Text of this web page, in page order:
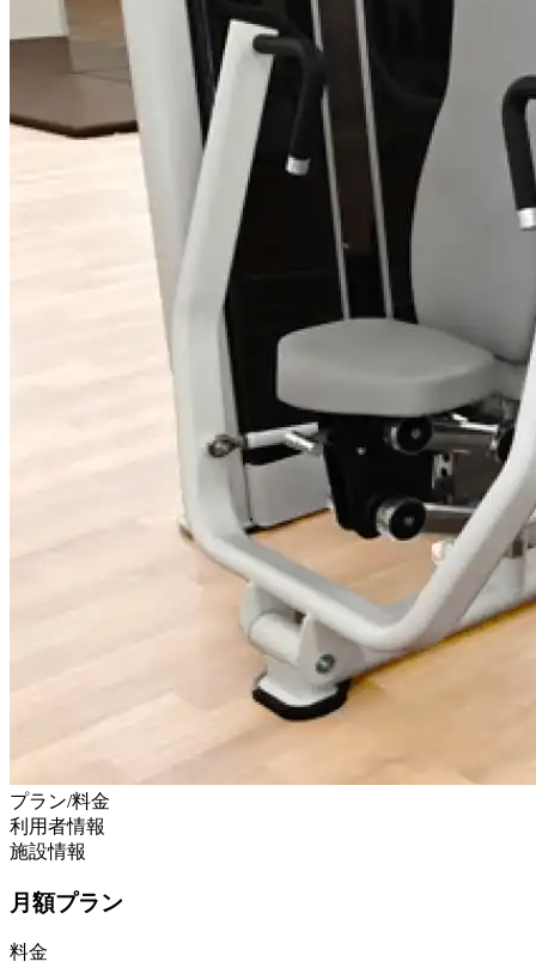
プラン/料金
利用者情報
施設情報
月額プラン
料金